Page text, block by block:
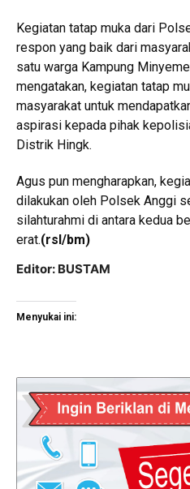
Kegiatan tatap muka dari
respon yang baik dari
satu warga Kampung
mengatakan, kegiatan tatap
masyarakat untuk
aspirasi kepada pihak
Distrik Hingk.
Agus pun mengharapkan,
dilakukan oleh Polsek Anggi
silahturahmi di antara kedua
erat.(rsl/bm)
Editor: BUSTAM
Menyukai ini: